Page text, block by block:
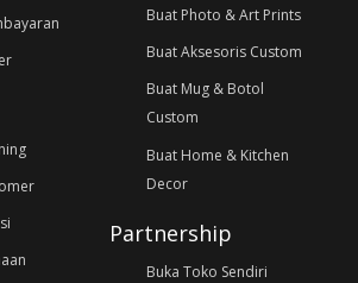
Buat Photo & Art Prints
Buat Aksesoris Custom
Buat Mug & Botol
Custom
Buat Home & Kitchen
Decor
Partnership
Buka Toko Sendiri